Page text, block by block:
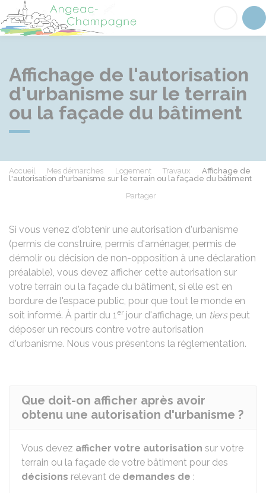
Angeac-Champagne
Affichage de l'autorisation
d'urbanisme sur le terrain
ou la façade du bâtiment
Accueil Mes démarches Logement Travaux
Affichage de
l'autorisation d'urbanisme sur le terrain ou la façade du bâtiment
Partager
Si vous venez d'obtenir une autorisation d'urbanisme
(permis de construire, permis d'aménager, permis de
démolir ou décision de non-opposition à une déclaration
préalable), vous devez afficher cette autorisation sur
votre terrain ou la façade du bâtiment, si elle est en
bordure de l'espace public, pour que tout le monde en
soit informé. À partir du 1er jour d'affichage, un tierspeut
déposer un recours contre votre autorisation
d'urbanisme. Nous vous présentons la réglementation.
Que doit-on afficher après avoir
obtenu une autorisation d'urbanisme ?
Vous devez afficher votre autorisation sur votre
terrain ou la façade de votre bâtiment pour des
décisions relevant de demandes de :